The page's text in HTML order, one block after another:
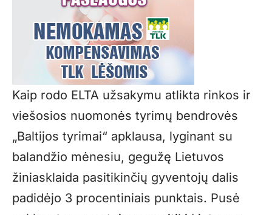
Kaip rodo ELTA užsakymu atlikta rinkos ir
viešosios nuomonės tyrimų bendrovės
„Baltijos tyrimai“ apklausa, lyginant su
balandžio mėnesiu, gegužę Lietuvos
žiniasklaida pasitikinčių gyventojų dalis
padidėjo 3 procentiniais punktais. Pusė